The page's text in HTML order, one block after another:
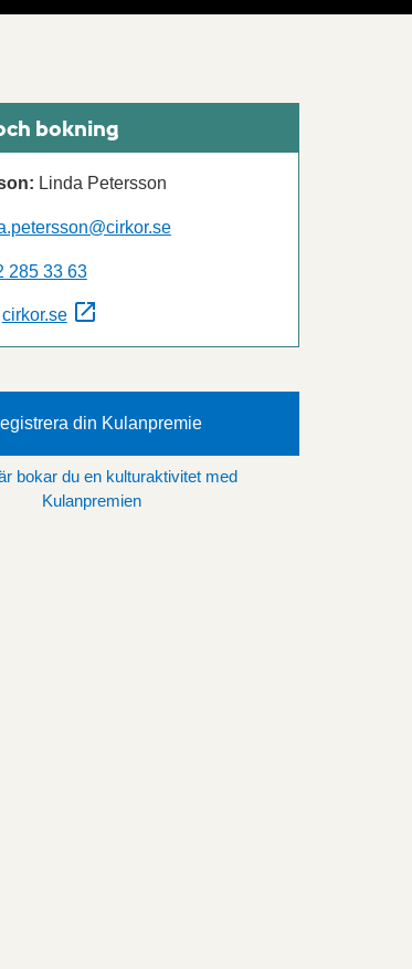
bokning
Linda Petersson
285 33 63
cirkor.se
din Kulanpremie
bokar du en kulturaktivitet med
Kulanpremien